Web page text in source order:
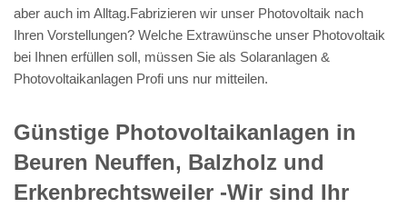
aber auch im Alltag.Fabrizieren wir unser Photovoltaik nach
Ihren Vorstellungen? Welche Extrawünsche unser Photovoltaik
bei Ihnen erfüllen soll, müssen Sie als Solaranlagen &
Photovoltaikanlagen Profi uns nur mitteilen.
Günstige Photovoltaikanlagen in
Beuren Neuffen, Balzholz und
Erkenbrechtsweiler -Wir sind Ihr